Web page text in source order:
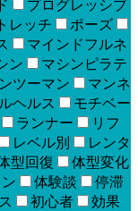
プログレッシブ
レッチ
ポーズ
マインドフルネ
ン
マシンピラテ
ツーマン
マンネ
ヘルス
モチベー
ランナー
リフ
レベル別
レンタ
型回復
体型変化
体験談
停滞
初心者
効果